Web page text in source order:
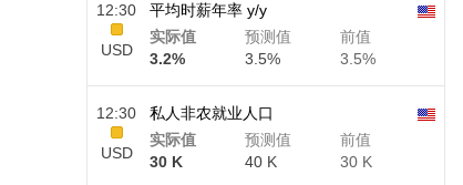
12:30
USD
平均时薪年率 y/y
实际值
3.2%
预测值
3.5%
前值
3.5%
12:30
USD
私人非农就业人口
实际值
30 K
预测值
40 K
前值
30 K